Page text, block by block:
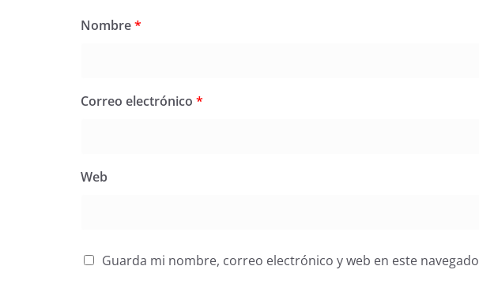
Nombre*
Correo electrónico *
Web
Guarda mi nombre, correo electrónico y web en este